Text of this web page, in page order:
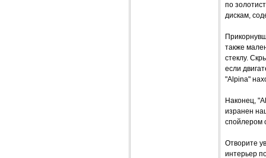
по
дискам,
также
стеклу.
если
"Alpina"
Наконец,
изранен
спойлером
Отворите
интерьер